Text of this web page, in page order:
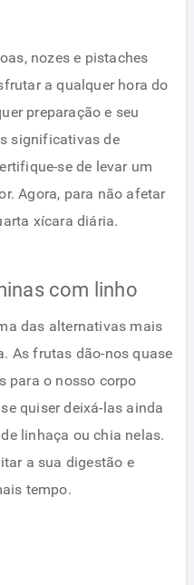
nozes e pistaches
a qualquer hora do
preparação e seu
significativas de
se de levar um
Agora, para não afetar
xícara diária.
com linho
das alternativas mais
As frutas dão-nos quase
para o nosso corpo
quiser deixá-las ainda
linhaça ou chia nelas.
a sua digestão e
tempo.